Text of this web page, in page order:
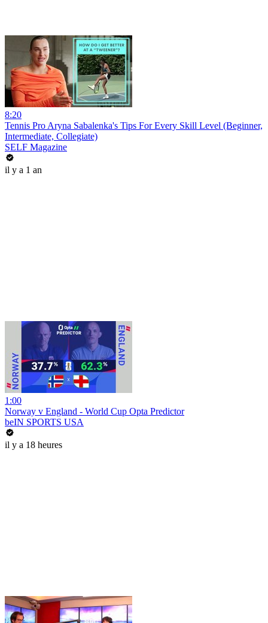
8:20
Tennis Pro Aryna Sabalenka's Tips For Every Skill Level (Beginner,
Intermediate, Collegiate)
SELF Magazine
il y a 1 an
1:00
Norway v England - World Cup Opta Predictor
beIN SPORTS USA
il y a 18 heures